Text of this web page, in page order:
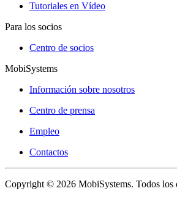
Tutoriales en Vídeo
Para los socios
Centro de socios
MobiSystems
Información sobre nosotros
Centro de prensa
Empleo
Contactos
Copyright © 2026 MobiSystems. Todos los